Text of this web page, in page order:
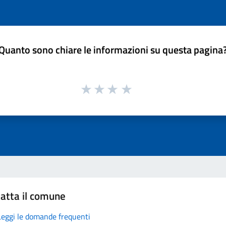
sono chiare le informazioni su questa
il comune
le domande frequenti